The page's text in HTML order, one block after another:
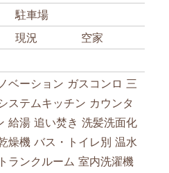
駐車場
現況
空家
ベーション ガスコンロ 三
ステムキッチン カウンタ
給湯 追い焚き 洗髪洗面化
燥機 バス・トイレ別 温水
トランクルーム 室内洗濯機